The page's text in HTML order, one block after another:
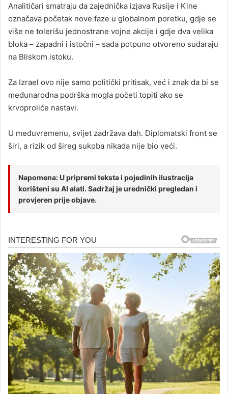
Analitičari smatraju da zajednička izjava Rusije i Kine
označava početak nove faze u globalnom poretku, gdje se
više ne tolerišu jednostrane vojne akcije i gdje dva velika
bloka – zapadni i istočni – sada potpuno otvoreno sudaraju
na Bliskom istoku.
Za Izrael ovo nije samo politički pritisak, već i znak da bi se
međunarodna podrška mogla početi topiti ako se
krvoproliće nastavi.
U međuvremenu, svijet zadržava dah. Diplomatski front se
širi, a rizik od šireg sukoba nikada nije bio veći.
Napomena: U pripremi teksta i pojedinih ilustracija
korišteni su AI alati. Sadržaj je urednički pregledan i
provjeren prije objave.